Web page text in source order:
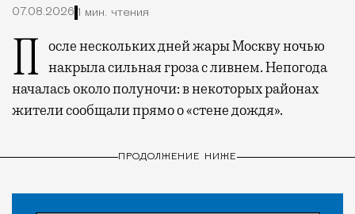
07.08.2026 1 мин. чтения
После нескольких дней жары Москву ночью накрыла сильная гроза с ливнем. Непогода
началась около полуночи: в некоторых районах
жители сообщали прямо о «стене дождя».
ПРОДОЛЖЕНИЕ НИЖЕ